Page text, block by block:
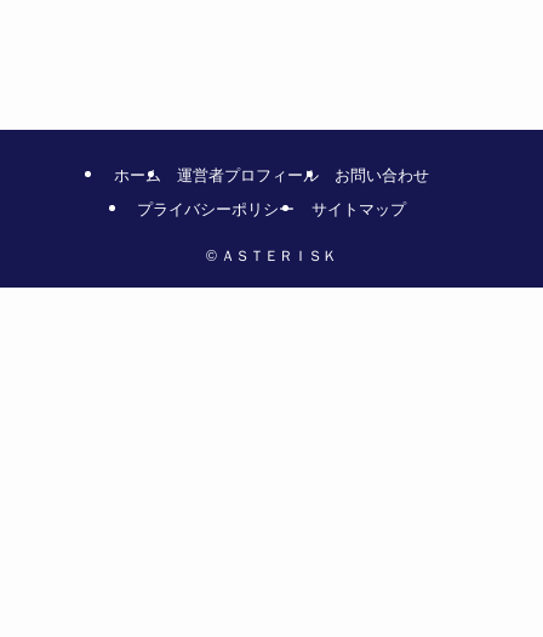
ホーム 運営者プロフィール
お問い合わせ
プライバシーポリシー
サイトマップ
© ＡＳＴＥＲＩＳＫ